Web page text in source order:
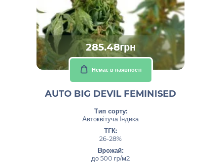
285.48грн
Немає в наявності
AUTO BIG DEVIL FEMINISED
Тип сорту:
Автоквітуча Індика
ТГК:
26-28%
Врожай:
до 500 гр/м2